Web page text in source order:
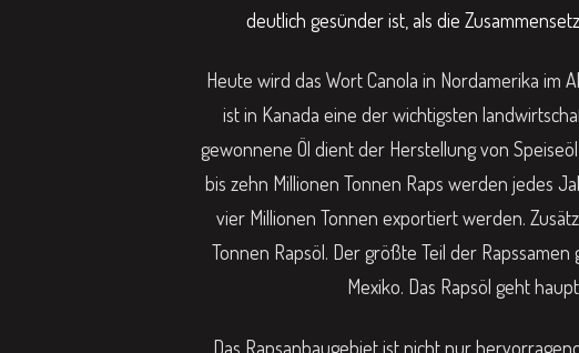
deutlich gesünder ist, als die
Heute wird das Wort Canola in Nordamerika im
ist in Kanada eine der wichtigsten
gewonnene Öl dient der Herstellung von
bis zehn Millionen Tonnen Raps werden jedes
vier Millionen Tonnen exportiert werden.
Tonnen Rapsöl. Der größte Teil der
Mexiko. Das Rapsöl geht
Das Rapsanbaugebiet ist nicht nur